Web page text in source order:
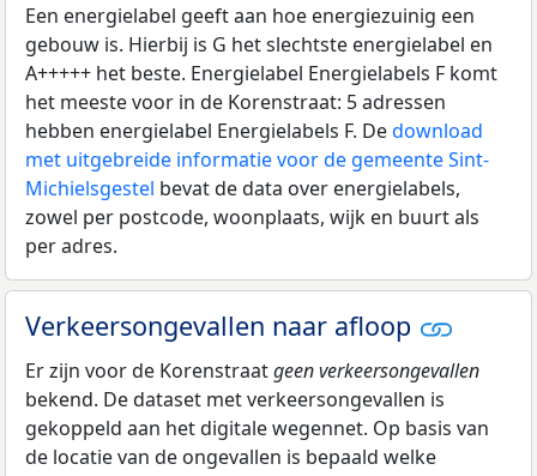
Een energielabel geeft aan hoe energiezuinig een
gebouw is. Hierbij is G het slechtste energielabel en
A+++++ het beste. Energielabel Energielabels F komt
het meeste voor in de Korenstraat: 5 adressen
hebben energielabel Energielabels F. Dedownload
met uitgebreide informatie voor de gemeente Sint-
Michielsgestel bevat de data over energielabels,
zowel per postcode, woonplaats, wijk en buurt als
per adres.
Verkeersongevallen naar afloop
Er zijn voor de Korenstraatgeen verkeersongevallen
bekend. De dataset met verkeersongevallen is
gekoppeld aan het digitale wegennet. Op basis van
de locatie van de ongevallen is bepaald welke